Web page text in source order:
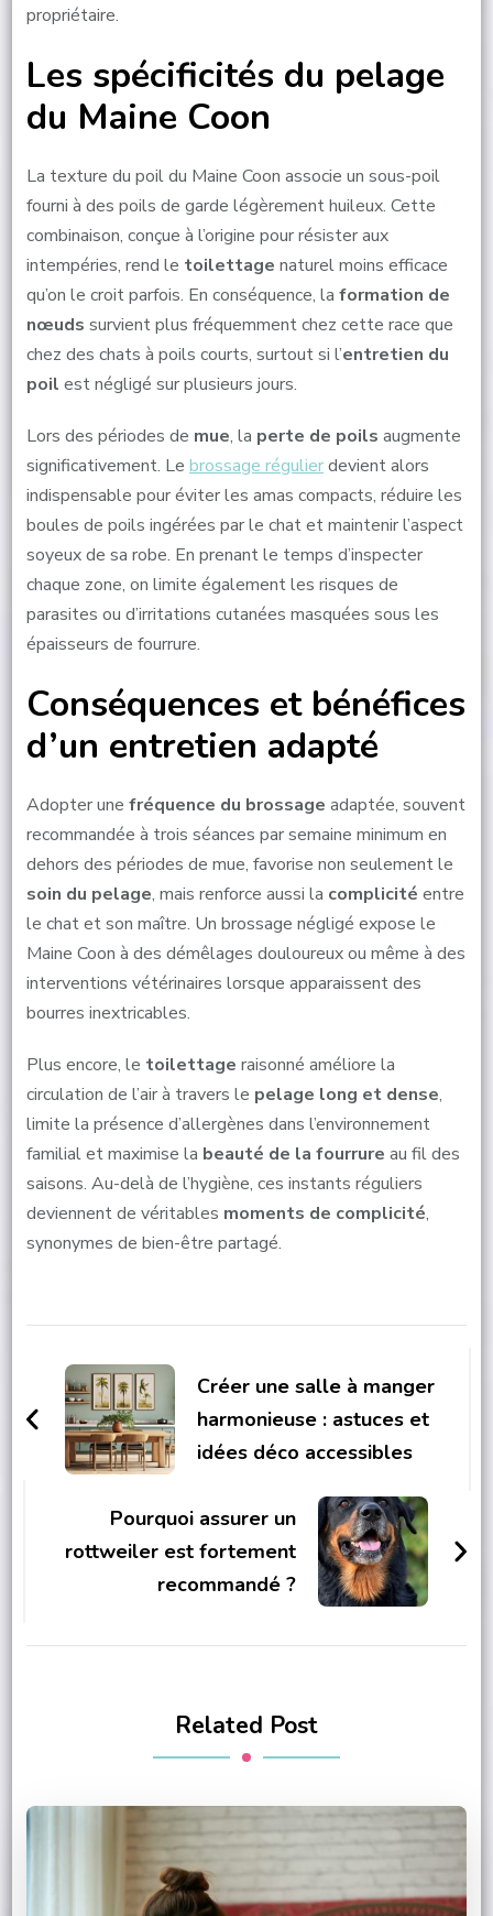
propriétaire.
Les spécificités du pelage
du Maine Coon
La texture du poil du Maine Coon associe un sous-poil
fourni à des poils de garde légèrement huileux. Cette
combinaison, conçue à l’origine pour résister aux
intempéries, rend le toilettage naturel moins efficace
qu’on le croit parfois. En conséquence, la formation de
nœuds survient plus fréquemment chez cette race que
chez des chats à poils courts, surtout si l’entretien du
poil est négligé sur plusieurs jours.
Lors des périodes de mue, la perte de poils augmente
significativement. Le brossage régulierdevient alors
indispensable pour éviter les amas compacts, réduire les
boules de poils ingérées par le chat et maintenir l’aspect
soyeux de sa robe. En prenant le temps d’inspecter
chaque zone, on limite également les risques de
parasites ou d’irritations cutanées masquées sous les
épaisseurs de fourrure.
Conséquences et bénéfices
d’un entretien adapté
Adopter une fréquence du brossage adaptée, souvent
recommandée à trois séances par semaine minimum en
dehors des périodes de mue, favorise non seulement le
soin du pelage, mais renforce aussi la complicité entre
le chat et son maître. Un brossage négligé expose le
Maine Coon à des démêlages douloureux ou même à des
interventions vétérinaires lorsque apparaissent des
bourres inextricables.
Plus encore, le toilettage raisonné améliore la
circulation de l’air à travers le pelage long et dense,
limite la présence d’allergènes dans l’environnement
familial et maximise la beauté de la fourrure au fil des
saisons. Au-delà de l’hygiène, ces instants réguliers
deviennent de véritables moments de complicité,
synonymes de bien-être partagé.
NavigationCréer une salle à manger
harmonieuse : astuces et
idées déco accessibles
Pourquoi assurer un
rottweiler est fortement
recommandé ?
Related Post